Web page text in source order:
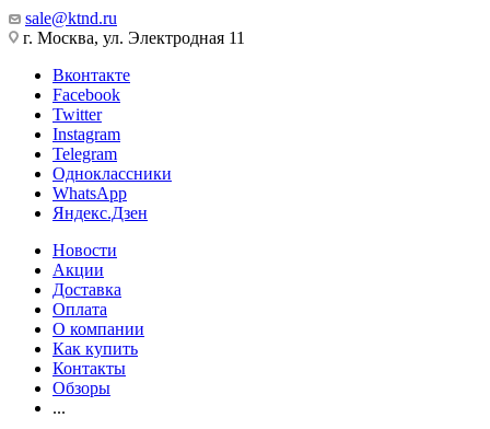
sale@ktnd.ru
г. Москва, ул. Электродная 11
Вконтакте
Facebook
Twitter
Instagram
Telegram
Одноклассники
WhatsApp
Яндекс.Дзен
Новости
Акции
Доставка
Оплата
О компании
Как купить
Контакты
Обзоры
...